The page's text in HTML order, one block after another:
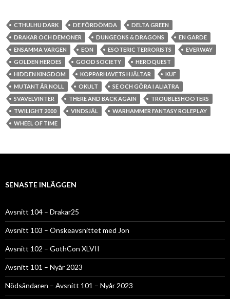
CTHULHU DARK DE FÖRDÖMDA
DELTA GREEN
DRAKAR OCH DEMONER
DUNGEONS & DRAGONS
EN GARDE
ENSAMMA VARGEN
EON ESOTERIC TERRORISTS
EVERWAY
GOLDEN HEROES
GOOD SOCIETY
HEROQUEST
HIDDEN KINGDOM
KOPPARHAVETS HJÄLTAR
KUF
MUTANT ÅR NOLL
OKULT
SE OCH GÖRA I ALIATRA
SVAVELVINTER
THERE AND BACK AGAIN
TROUBLESHOOTERS
TWILIGHT 2000
VINDSJÄL
WARHAMMER FANTASY ROLEPLAY
WHEEL OF TIME
SENASTE INLÄGGEN
Avsnitt 104 – Drakar25
Avsnitt 103 – Önskeavsnittet med Jon
Avsnitt 102 – GothCon XLVII
Avsnitt 101 – Nyår 2023
Nödsändaren – Avsnitt 101 – Nyår 2023